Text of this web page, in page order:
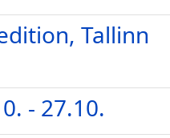
Tallinn
- 27.10.